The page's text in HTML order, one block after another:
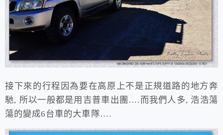
接下來的行程因為要在高原上不是正規道路的地方奔
馳, 所以一般都是用吉普車出團….而我們人多, 浩浩蕩
蕩的變成6台車的大車隊….